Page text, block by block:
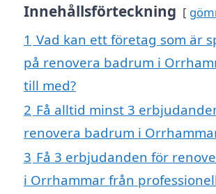
Innehållsförteckning
1 Vad kan ett företag som är
på renovera badrum i
till med?
2 Få alltid minst 3
renovera badrum i
3 Få 3 erbjudanden för
i Orrhammar från